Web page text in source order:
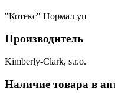
"Котекс" Нормал уп
Производитель
Kimberly-Clark, s.r.o.
Наличие товара в